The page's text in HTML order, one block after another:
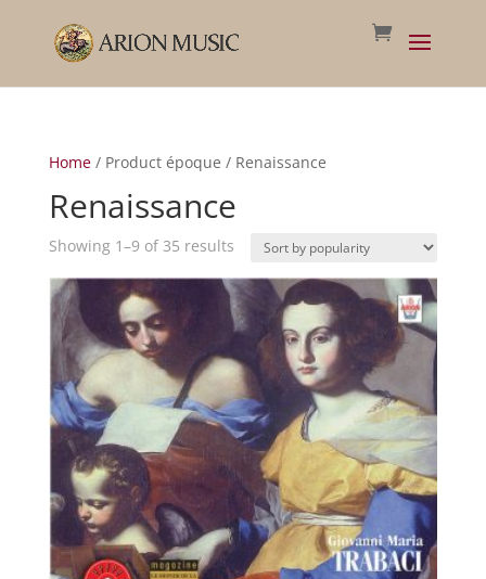
Home/ Product époque / Renaissance
Renaissance
Showing 1–9 of 35 resultsSorted
popularity